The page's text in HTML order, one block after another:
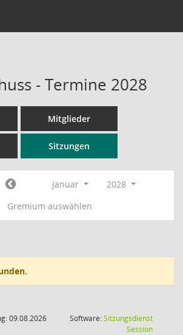
- Termine 2028
Mitglieder
Sitzungen
Januar
2028
Gremium auswählen
09.08.2026
Software:Sitzungsdienst
Session(Wird in